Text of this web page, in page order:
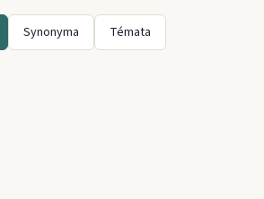
Synonyma Témata